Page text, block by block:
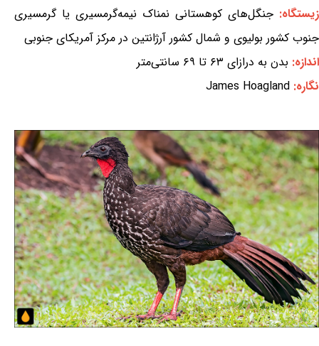
زیستگاه: جنگل‌های کوهستانی نمناک نیمه‌گرمسیری یا گرمسیری
جنوب کشور بولیوی و شمال کشور آرژانتین در مرکز آمریکای جنوبی
اندازه: بدن به درازای ۶۳ تا ۶۹ سانتی‌متر
نگاره: James Hoagland